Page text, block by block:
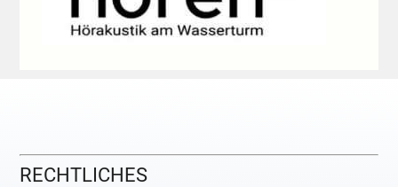
RECHTLICHES